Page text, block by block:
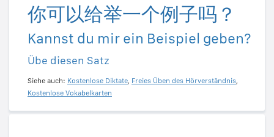
你可以给举一个例子吗？
Kannst du mir ein Beispiel geben?
Übe diesen Satz
Siehe auch: Kostenlose Diktate, Freies Üben des Hörverständnis,
Kostenlose Vokabelkarten